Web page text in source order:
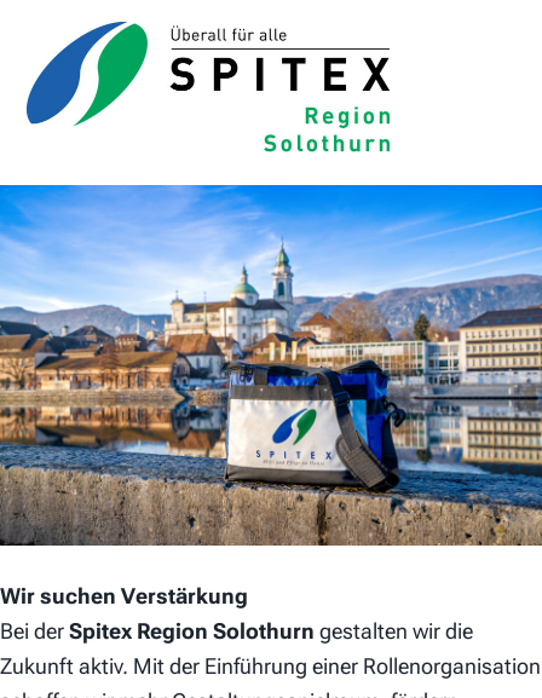
Wir suchen Verstärkung
Bei derSpitex Region Solothurn gestalten wir die
Zukunft aktiv. Mit der Einführung einer Rollenorganisation